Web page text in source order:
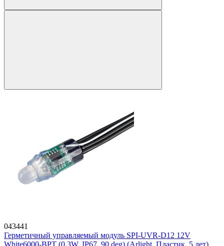
043441
Герметичный управляемый модуль SPI-UVR-D12 12V